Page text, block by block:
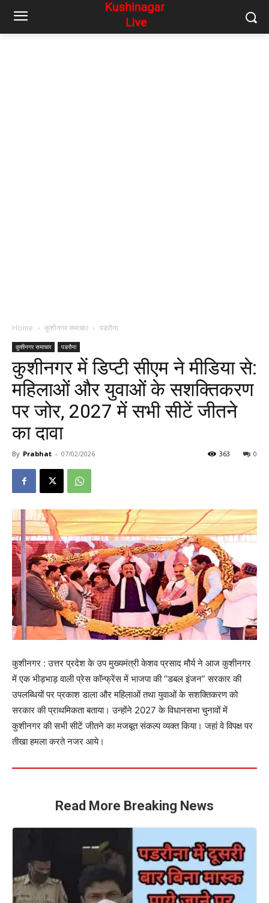
Home कुशीनगर समाचार पडरौना
कुशीनगर समाचार पडरौना
कुशीनगर में डिप्टी सीएम ने मीडिया से:
महिलाओं और युवाओं के सशक्तिकरण
पर जोर, 2027 में सभी सीटें जीतने
का दावा
By Prabhat - 07/02/2026 0
363
कुशीनगर : उत्तर प्रदेश के उप मुख्यमंत्री केशव प्रसाद मौर्य ने आज कुशीनगर
में एक भीड़भाड़ वाली प्रेस कॉन्फ्रेंस में भाजपा की “डबल इंजन” सरकार की
उपलब्धियों पर प्रकाश डाला और महिलाओं तथा युवाओं के सशक्तिकरण को
सरकार की प्राथमिकता बताया। उन्होंने 2027 के विधानसभा चुनावों में
कुशीनगर की सभी सीटें जीतने का मजबूत संकल्प व्यक्त किया। जहां वे विपक्ष पर
तीखा हमला करते नजर आये।
Read More Breaking News